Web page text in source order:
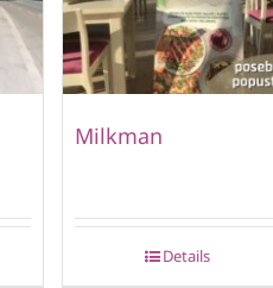
Milkman
Details